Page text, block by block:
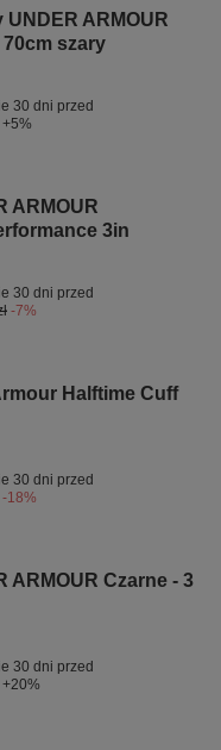
ARMOUR
70cm szary
30 dni przed
+5%
ARMOUR
3in
30 dni przed
-7%
Halftime Cuff
30 dni przed
-18%
ARMOUR Czarne - 3
30 dni przed
+20%